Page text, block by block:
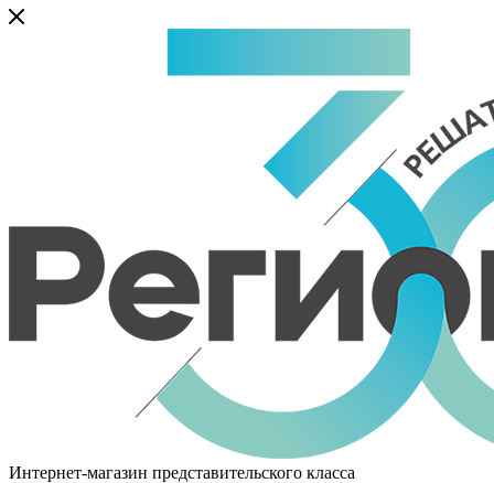
Интернет-магазин представительского класса